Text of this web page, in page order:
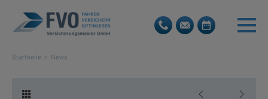
Startseite News